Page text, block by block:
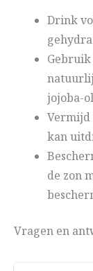
Drink
jojoba-
Vermijd
kan
de zon
Vragen en